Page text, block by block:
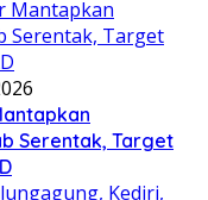
Serentak, Target